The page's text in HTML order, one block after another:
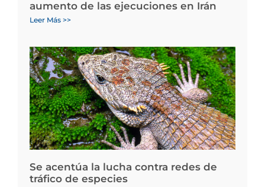
aumento de las ejecuciones en Irán
Leer Más >>
Se acentúa la lucha contra redes de
tráfico de especies